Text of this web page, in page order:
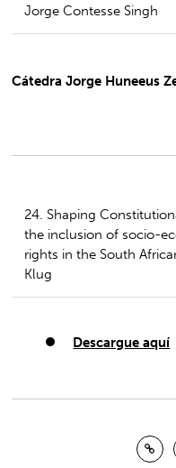
Jorge Contesse Singh
Cátedra Jorge Huneeus
24. Shaping
the inclusion of socio-
rights in the South
Klug
Descargue aquí